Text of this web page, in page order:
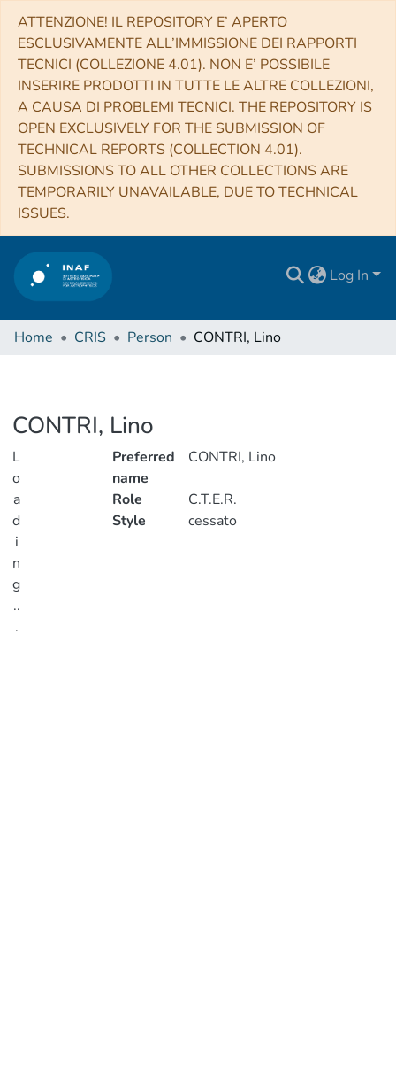
ATTENZIONE! IL REPOSITORY E’ APERTO
ESCLUSIVAMENTE ALL’IMMISSIONE DEI RAPPORTI
TECNICI (COLLEZIONE 4.01). NON E’ POSSIBILE
INSERIRE PRODOTTI IN TUTTE LE ALTRE COLLEZIONI,
A CAUSA DI PROBLEMI TECNICI. THE REPOSITORY IS
OPEN EXCLUSIVELY FOR THE SUBMISSION OF
TECHNICAL REPORTS (COLLECTION 4.01).
SUBMISSIONS TO ALL OTHER COLLECTIONS ARE
TEMPORARILY UNAVAILABLE, DUE TO TECHNICAL
ISSUES.
Log In
Home CRIS Person CONTRI, Lino
CONTRI, Lino
L
o
a
d
i
n
g
..
.
Preferred
name
CONTRI, Lino
Role
C.T.E.R.
Style
cessato